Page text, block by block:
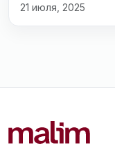
21 июля, 2025